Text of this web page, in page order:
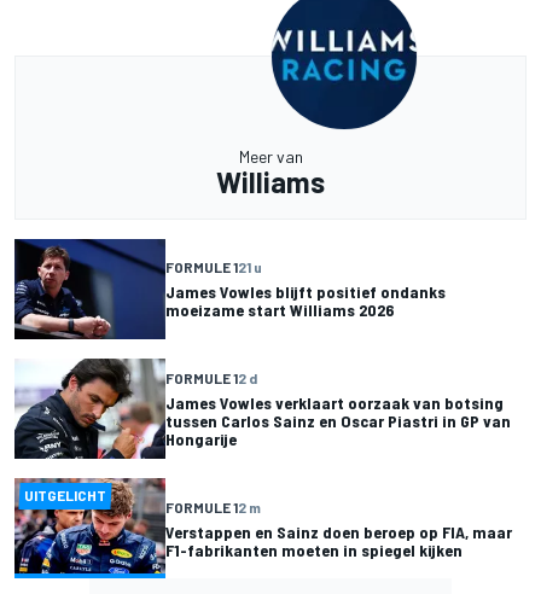
Meer van
Williams
FORMULE 121 u
James Vowles blijft positief ondanks
moeizame start Williams 2026
FORMULE 12 d
James Vowles verklaart oorzaak van botsing
tussen Carlos Sainz en Oscar Piastri in GP van
Hongarije
UITGELICHT
FORMULE 12 m
Verstappen en Sainz doen beroep op FIA, maar
F1-fabrikanten moeten in spiegel kijken